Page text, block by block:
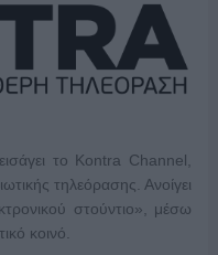
το Kontra Channel,
τηλεόρασης. Ανοίγει
στούντιο», μέσω
κοινό.